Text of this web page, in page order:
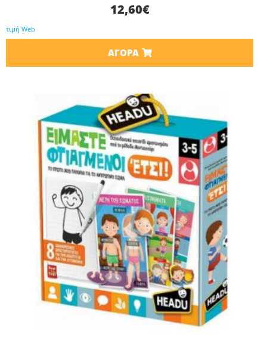
12,60€
τιμή Web
ΑΓΟΡΆ